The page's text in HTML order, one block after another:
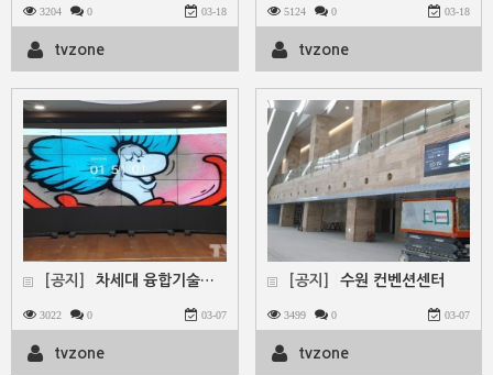
3204 0 03-18
tvzone
5124 0 03-18
tvzone
[공지] 차세대 융합기술연구원 - 46인치 멀티비젼3x6함체형
3022 0 03-07
tvzone
[공지] 수원 컨벤션센터
3499 0 03-07
tvzone